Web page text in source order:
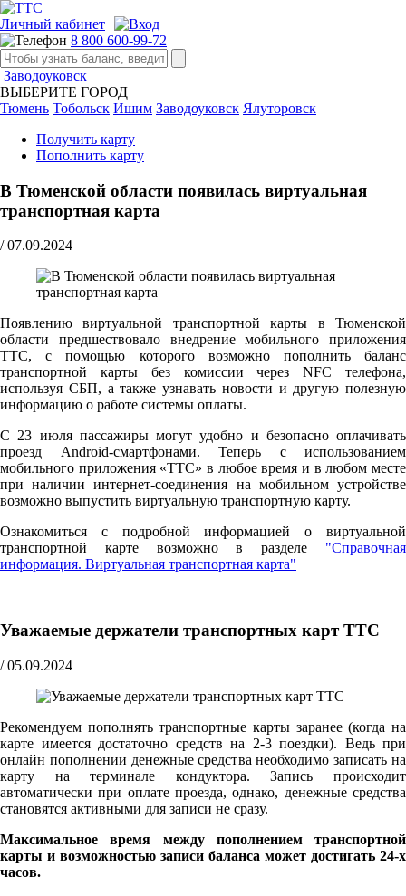
Личный кабинет
8 800 600-99-72
Заводоуковск
ВЫБЕРИТЕ ГОРОД
Тюмень Тобольск Ишим Заводоуковск Ялуторовск
Получить карту
Пополнить карту
В Тюменской области появилась виртуальная
транспортная карта
/ 07.09.2024
Появлению виртуальной транспортной карты в Тюменской
области предшествовало внедрение мобильного приложения
ТТС, с помощью которого возможно пополнить баланс
транспортной карты без комиссии через NFC телефона,
используя СБП, а также узнавать новости и другую полезную
информацию о работе системы оплаты.
С 23 июля пассажиры могут удобно и безопасно оплачивать
проезд Android-смартфонами. Теперь с использованием
мобильного приложения «ТТС» в любое время и в любом месте
при наличии интернет-соединения на мобильном устройстве
возможно выпустить виртуальную транспортную карту.
Ознакомиться с подробной информацией о виртуальной
транспортной карте возможно в разделе "Справочная
информация. Виртуальная транспортная карта"
Уважаемые держатели транспортных карт ТТС
/ 05.09.2024
Рекомендуем пополнять транспортные карты заранее (когда на
карте имеется достаточно средств на 2-3 поездки). Ведь при
онлайн пополнении денежные средства необходимо записать на
карту на терминале кондуктора. Запись происходит
автоматически при оплате проезда, однако, денежные средства
становятся активными для записи не сразу.
Максимальное время между пополнением транспортной
карты и возможностью записи баланса может достигать 24-х
часов.